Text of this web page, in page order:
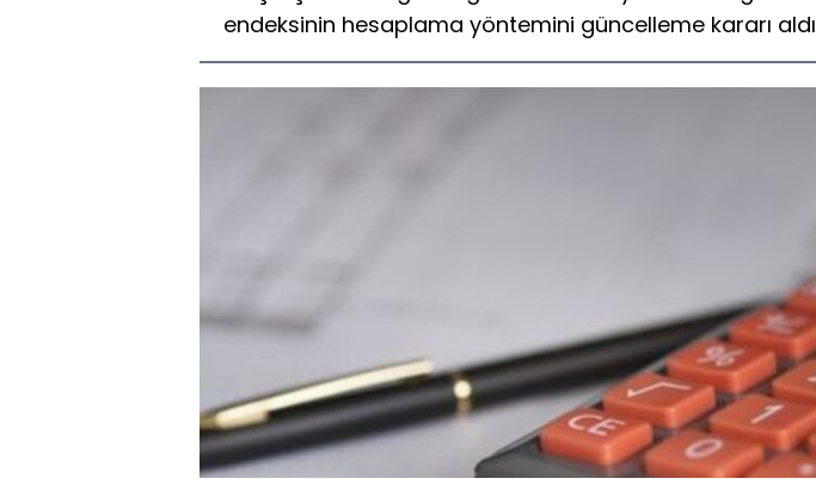
endeksinin hesaplama yöntemini güncelleme kararı aldı